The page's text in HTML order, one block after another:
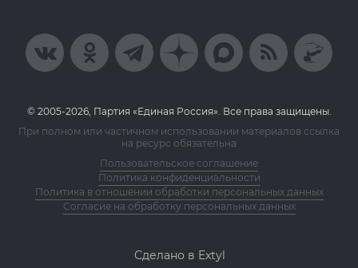
© 2005-2026, Партия «Единая Россия». Все права защищены.
При полном или частичном использовании материалов ссылка
на ресурс обязательна
Пользовательское соглашение
Политика конфиденциальности
Политика в отношении обработки персональных данных
Согласие на обработку персональных данных
Сделано в Extyl